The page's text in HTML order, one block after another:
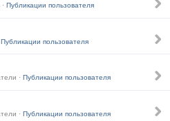
Сообщений: 2 506 · Группа: Актив · Публикации пользователя
Публикации пользователя
Сообщений: 2 · Группа: Пользователи · Публикации пользователя
Сообщений: 0 · Группа: Пользователи · Публикации пользователя